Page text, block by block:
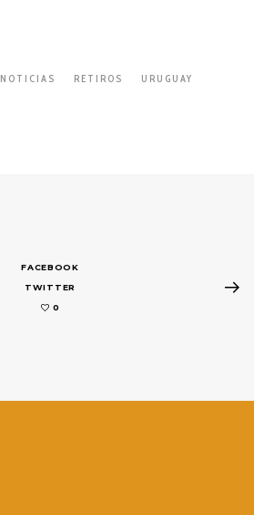
NOTICIAS RETIROS URUGUAY
FACEBOOK
TWITTER
0